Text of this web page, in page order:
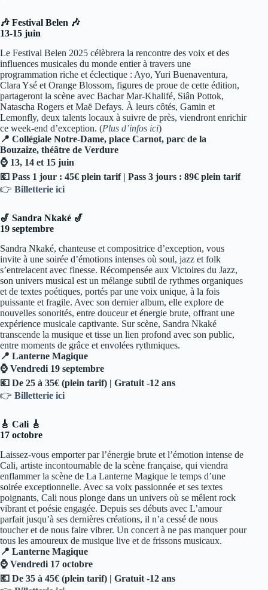
🎶 Festival Belen 🎶
13-15 juin
Le Festival Belen 2025 célèbrera la rencontre des voix et des
influences musicales du monde entier à travers une
programmation riche et éclectique : Ayo, Yuri Buenaventura,
Clara Ysé et Orange Blossom, figures de proue de cette édition,
partageront la scène avec Bachar Mar-Khalifé, Siân Pottok,
Natascha Rogers et Maë Defays. À leurs côtés, Gamin et
Lemonfly, deux talents locaux à suivre de près, viendront enrichir
ce week-end d’exception. (Plus d’infos ici)
📍 Collégiale Notre-Dame, place Carnot, parc de la
Bouzaize, théâtre de Verdure
⌚ 13, 14 et 15 juin
💶 Pass 1 jour : 45€ plein tarif | Pass 3 jours : 89€ plein tarif
👉 Billetterie ici
🎷 Sandra Nkaké 🎷
19 septembre
Sandra Nkaké, chanteuse et compositrice d’exception, vous
invite à une soirée d’émotions intenses où soul, jazz et folk
s’entrelacent avec finesse. Récompensée aux Victoires du Jazz,
son univers musical est un mélange subtil de rythmes organiques
et de textes poétiques, portés par une voix unique, à la fois
puissante et fragile. Avec son dernier album, elle explore de
nouvelles sonorités, entre douceur et énergie brute, offrant une
expérience musicale captivante. Sur scène, Sandra Nkaké
transcende la musique et tisse un lien profond avec son public,
entre moments de grâce et envolées rythmiques.
📍 Lanterne Magique
⌚ Vendredi 19 septembre
💶 De 25 à 35€ (plein tarif) | Gratuit -12 ans
👉 Billetterie ici
🎸 Cali 🎸
17 octobre
Laissez-vous emporter par l’énergie brute et l’émotion intense de
Cali, artiste incontournable de la scène française, qui viendra
enflammer la scène de La Lanterne Magique le temps d’une
soirée exceptionnelle. Avec sa voix passionnée et ses textes
poignants, Cali nous plonge dans un univers où se mêlent rock
vibrant et poésie engagée. Depuis ses débuts avec L’amour
parfait jusqu’à ses dernières créations, il n’a cessé de nous
toucher et de nous faire vibrer. Un concert à ne pas manquer pour
tous les amoureux de musique live et de frissons musicaux.
📍 Lanterne Magique
⌚ Vendredi 17 octobre
💶 De 35 à 45€ (plein tarif) | Gratuit -12 ans